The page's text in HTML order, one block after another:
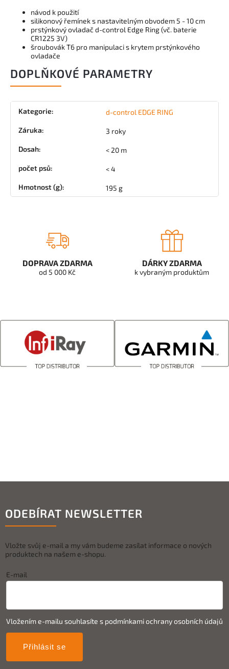
návod k použití
silikonový řemínek s nastavitelným obvodem 5 - 10 cm
prstýnkový ovladač d-control Edge Ring (vč. baterie
CR1225 3V)
šroubovák T6 pro manipulaci s krytem prstýnkového
ovladače
DOPLŇKOVÉ PARAMETRY
Kategorie: d-control EDGE RING
Záruka: 3 roky
Dosah: < 20 m
počet psů: < 4
Hmotnost (g): 195 g
DOPRAVA ZDARMA
od 5 000 Kč
DÁRKY ZDARMA
k vybraným produktům
ODEBÍRAT NEWSLETTER
Vložte svůj e-mail a my vám budeme zasílat informace o nových
produktech na našem e-shopu.
E-mail
Vložením e-mailu souhlasíte s podmínkami ochrany osobních údajů
Přihlásit se